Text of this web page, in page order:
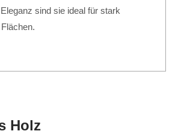
sind sie ideal für stark
Holz